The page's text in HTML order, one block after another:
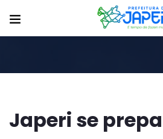
Japeri se